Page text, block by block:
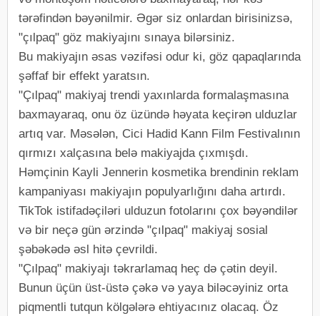
tərəfindən bəyənilmir. Əgər siz onlardan birisinizsə,
"çılpaq" göz makiyajını sınaya bilərsiniz.
Bu makiyajın əsas vəzifəsi odur ki, göz qapaqlarında
şəffaf bir effekt yaratsın.
"Çılpaq" makiyaj trendi yaxınlarda formalaşmasına
baxmayaraq, onu öz üzündə həyata keçirən ulduzlar
artıq var. Məsələn, Cici Hadid Kann Film Festivalının
qırmızı xalçasına belə makiyajda çıxmışdı.
Həmçinin Kayli Jennerin kosmetika brendinin reklam
kampaniyası makiyajın populyarlığını daha artırdı.
TikTok istifadəçiləri ulduzun fotolarını çox bəyəndilər
və bir neçə gün ərzində "çılpaq" makiyaj sosial
şəbəkədə əsl hitə çevrildi.
"Çılpaq" makiyajı təkrarlamaq heç də çətin deyil.
Bunun üçün üst-üstə çəkə və yaya biləcəyiniz orta
piqmentli tutqun kölgələrə ehtiyacınız olacaq. Öz